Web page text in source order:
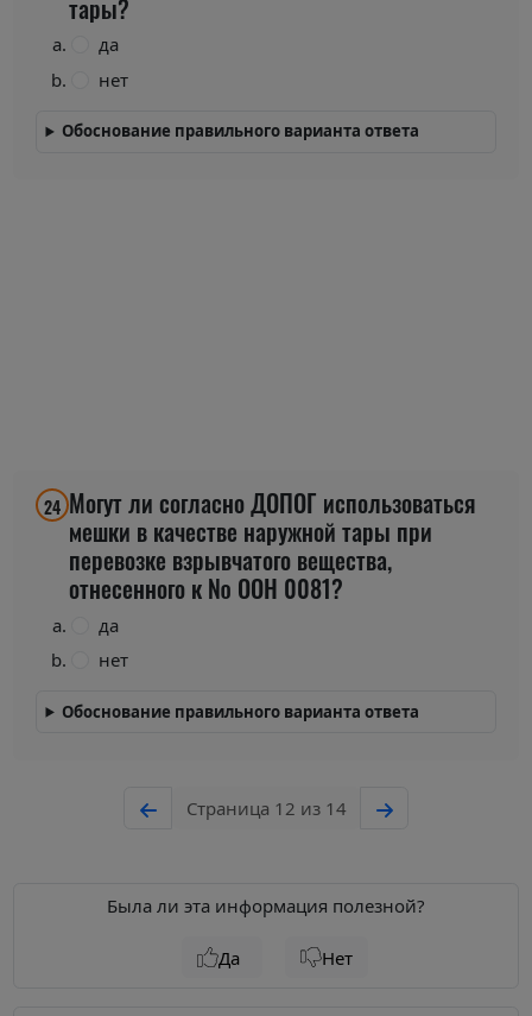
тары?
да
нет
Обоснование правильного варианта ответа
24 Могут ли согласно ДОПОГ использоваться
мешки в качестве наружной тары при
перевозке взрывчатого вещества,
отнесенного к № ООН 0081?
да
нет
Обоснование правильного варианта ответа
Страница 12 из 14
Была ли эта информация полезной?
Да Нет